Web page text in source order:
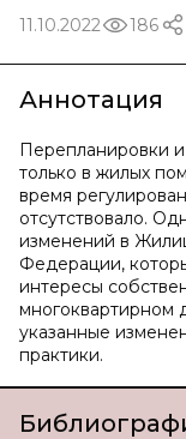
11.10.2022 186
Аннотация
Перепланировки
только в жилых
время
отсутствовало.
изменений в
Федерации,
интересы
многоквартирном
указанные
практики.